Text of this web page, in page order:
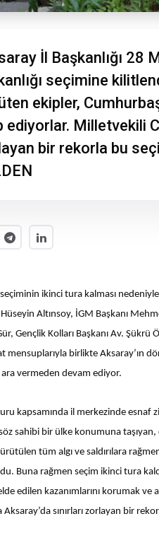
İl Başkanlığı 28
seçimine
ekipler,
Milletvekili
bir rekorla bu
seçiminin ikinci tura kalması
Altınsoy, İGM Başkanı
Gençlik Kolları Başkanı Av.
birlikte Aksaray’ın
ara vermeden devam ediyor.
kapsamında il merkezinde
sahibi bir ülke konumuna
tüm algı ve saldırılara
Buna rağmen seçim ikinci tura
edilen kazanımlarını korumak
sınırları zorlayan bir